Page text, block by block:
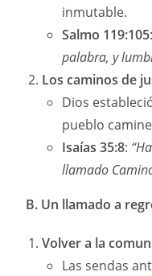
inmutable.
Salmo 119:105:
palabra, y
Los caminos de
Dios
pueblo
Isaías 35:8:
llamado
B. Un llamado a
Volver a la
Las sendas